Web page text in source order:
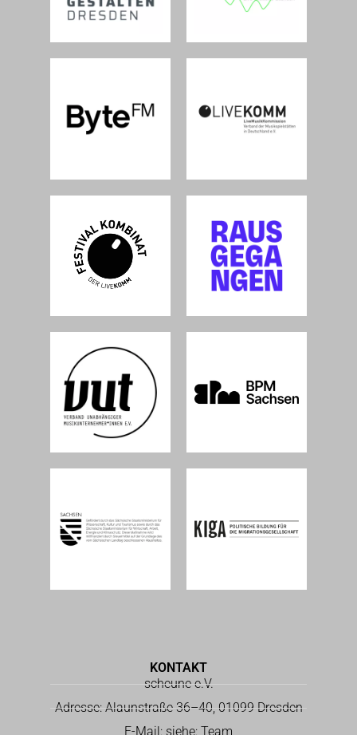
KONTAKT
scheune e.V.
Adresse: Alaunstraße 36–40, 01099 Dresden
E-Mail: siehe: Team